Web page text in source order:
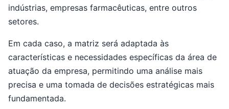
indústrias, empresas farmacêuticas, entre outros
setores.
Em cada caso, a matriz será adaptada às
características e necessidades específicas da área de
atuação da empresa, permitindo uma análise mais
precisa e uma tomada de decisões estratégicas mais
fundamentada.